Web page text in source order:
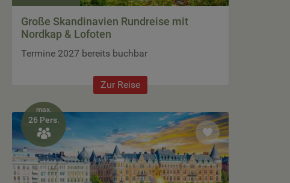
Große Skandinavien Rundreise mit
Nordkap & Lofoten
Termine 2027 bereits buchbar
Zur Reise
max.
26 Pers.
